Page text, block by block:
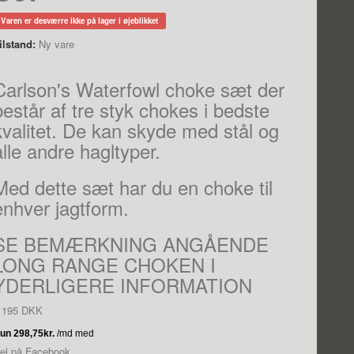
Varen er desværre ikke på lager i øjeblikket
Ny vare
Waterfowl choke sæt der
af tre styk chokes i bedste
De kan skyde med stål og
andre hagltyper.
dette sæt har du en choke til
jagtform.
BEMÆRKNING ANGÅENDE
RANGE CHOKEN I
INFORMATION
DKK